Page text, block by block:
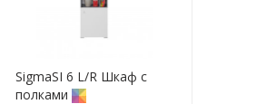
SigmaSI 6 L/R Шкаф с
полками